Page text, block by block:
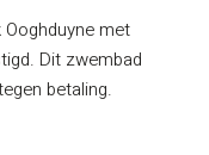
met
Dit zwembad
betaling.